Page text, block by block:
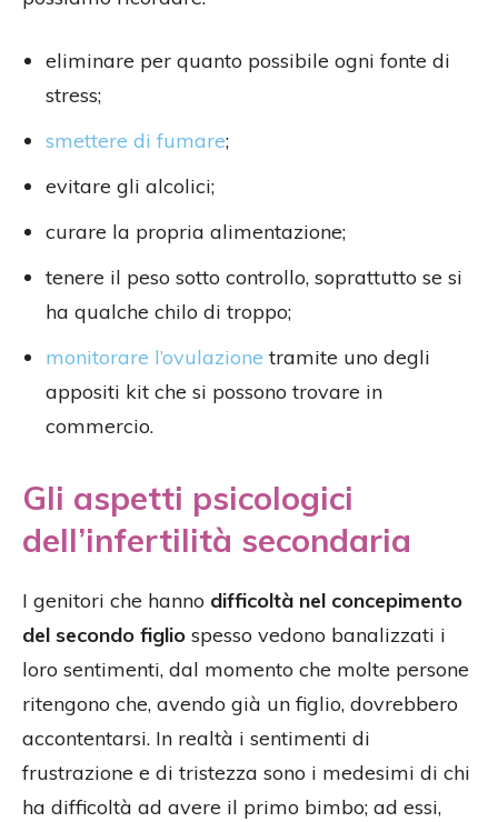
eliminare per quanto possibile ogni fonte di
stress;
smettere di fumare;
evitare gli alcolici;
curare la propria alimentazione;
tenere il peso sotto controllo, soprattutto se si
ha qualche chilo di troppo;
monitorare l’ovulazione tramite uno degli
appositi kit che si possono trovare in
commercio.
Gli aspetti psicologici
dell’infertilità secondaria
I genitori che hanno difficoltà nel concepimento
del secondo figlio spesso vedono banalizzati i
loro sentimenti, dal momento che molte persone
ritengono che, avendo già un figlio, dovrebbero
accontentarsi. In realtà i sentimenti di
frustrazione e di tristezza sono i medesimi di chi
ha difficoltà ad avere il primo bimbo; ad essi,